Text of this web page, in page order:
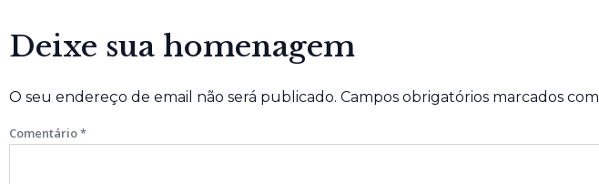
Deixe sua homenagem
O seu endereço de email não será publicado. Campos obrigatórios marcados com
Comentário*